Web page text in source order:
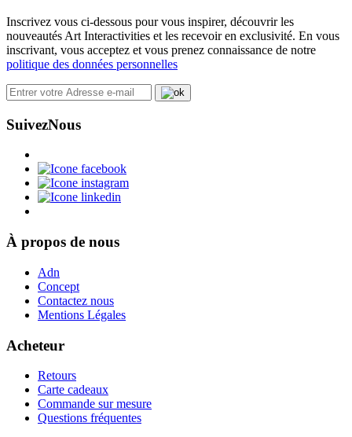
Inscrivez vous ci-dessous pour vous inspirer, découvrir les
nouveautés Art Interactivities et les recevoir en exclusivité. En vous
inscrivant, vous acceptez et vous prenez connaissance de notre
politique des données personnelles
SuivezNous
À propos de nous
Adn
Concept
Contactez nous
Mentions Légales
Acheteur
Retours
Carte cadeaux
Commande sur mesure
Questions fréquentes